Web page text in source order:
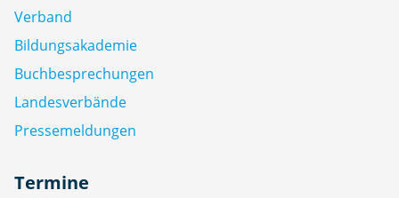
Verband
Bildungsakademie
Buchbesprechungen
Landesverbände
Pressemeldungen
Termine